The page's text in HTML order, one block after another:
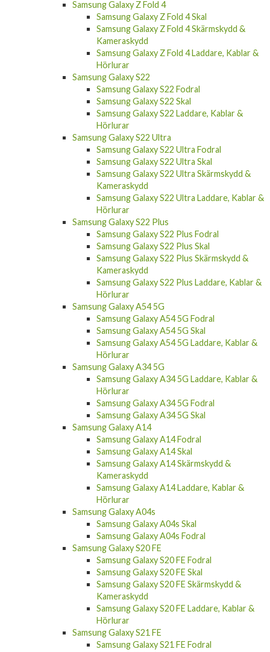
Samsung Galaxy Z Fold 4
Samsung Galaxy Z Fold 4 Skal
Samsung Galaxy Z Fold 4 Skärmskydd &
Kameraskydd
Samsung Galaxy Z Fold 4 Laddare, Kablar &
Hörlurar
Samsung Galaxy S22
Samsung Galaxy S22 Fodral
Samsung Galaxy S22 Skal
Samsung Galaxy S22 Laddare, Kablar &
Hörlurar
Samsung Galaxy S22 Ultra
Samsung Galaxy S22 Ultra Fodral
Samsung Galaxy S22 Ultra Skal
Samsung Galaxy S22 Ultra Skärmskydd &
Kameraskydd
Samsung Galaxy S22 Ultra Laddare, Kablar &
Hörlurar
Samsung Galaxy S22 Plus
Samsung Galaxy S22 Plus Fodral
Samsung Galaxy S22 Plus Skal
Samsung Galaxy S22 Plus Skärmskydd &
Kameraskydd
Samsung Galaxy S22 Plus Laddare, Kablar &
Hörlurar
Samsung Galaxy A54 5G
Samsung Galaxy A54 5G Fodral
Samsung Galaxy A54 5G Skal
Samsung Galaxy A54 5G Laddare, Kablar &
Hörlurar
Samsung Galaxy A34 5G
Samsung Galaxy A34 5G Laddare, Kablar &
Hörlurar
Samsung Galaxy A34 5G Fodral
Samsung Galaxy A34 5G Skal
Samsung Galaxy A14
Samsung Galaxy A14 Fodral
Samsung Galaxy A14 Skal
Samsung Galaxy A14 Skärmskydd &
Kameraskydd
Samsung Galaxy A14 Laddare, Kablar &
Hörlurar
Samsung Galaxy A04s
Samsung Galaxy A04s Skal
Samsung Galaxy A04s Fodral
Samsung Galaxy S20 FE
Samsung Galaxy S20 FE Fodral
Samsung Galaxy S20 FE Skal
Samsung Galaxy S20 FE Skärmskydd &
Kameraskydd
Samsung Galaxy S20 FE Laddare, Kablar &
Hörlurar
Samsung Galaxy S21 FE
Samsung Galaxy S21 FE Fodral